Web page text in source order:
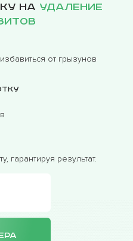
на удаление
от грызунов
гарантируя результат.